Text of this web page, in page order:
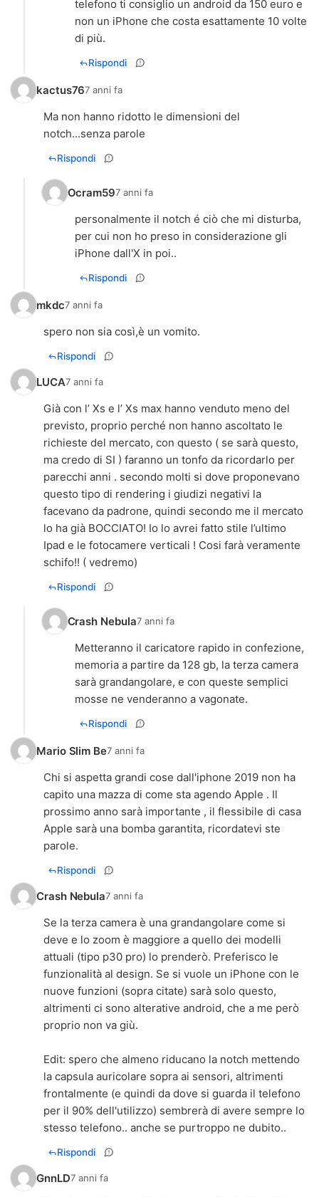
telefono ti consiglio un android da 150 euro e
non un iPhone che costa esattamente 10 volte
di più.
Rispondi
kactus767 anni fa
Ma non hanno ridotto le dimensioni del
notch...senza parole
Rispondi
Ocram597 anni fa
personalmente il notch é ciò che mi disturba,
per cui non ho preso in considerazione gli
iPhone dall'X in poi..
Rispondi
mkdc7 anni fa
spero non sia così,è un vomito.
Rispondi
LUCA7 anni fa
Già con l’ Xs e l’ Xs max hanno venduto meno del
previsto, proprio perché non hanno ascoltato le
richieste del mercato, con questo ( se sarà questo,
ma credo di SI ) faranno un tonfo da ricordarlo per
parecchi anni . secondo molti si dove proponevano
questo tipo di rendering i giudizi negativi la
facevano da padrone, quindi secondo me il mercato
lo ha già BOCCIATO! Io lo avrei fatto stile l’ultimo
Ipad e le fotocamere verticali ! Cosi farà veramente
schifo!! ( vedremo)
Rispondi
Crash Nebula7 anni fa
Metteranno il caricatore rapido in confezione,
memoria a partire da 128 gb, la terza camera
sarà grandangolare, e con queste semplici
mosse ne venderanno a vagonate.
Rispondi
Mario Slim Be7 anni fa
Chi si aspetta grandi cose dall'iphone 2019 non ha
capito una mazza di come sta agendo Apple . Il
prossimo anno sarà importante , il flessibile di casa
Apple sarà una bomba garantita, ricordatevi ste
parole.
Rispondi
Crash Nebula7 anni fa
Se la terza camera è una grandangolare come si
deve e lo zoom è maggiore a quello dei modelli
attuali (tipo p30 pro) lo prenderò. Preferisco le
funzionalità al design. Se si vuole un iPhone con le
nuove funzioni (sopra citate) sarà solo questo,
altrimenti ci sono alterative android, che a me però
proprio non va giù.
Edit: spero che almeno riducano la notch mettendo
la capsula auricolare sopra ai sensori, altrimenti
frontalmente (e quindi da dove si guarda il telefono
per il 90% dell'utilizzo) sembrerà di avere sempre lo
stesso telefono.. anche se purtroppo ne dubito..
Rispondi
GnnLD7 anni fa